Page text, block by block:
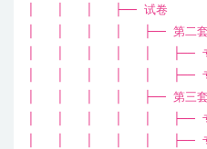
│ │ │ ├── 试卷
│ │ │ │ ├── 第二套
│ │ │ │ │ ├── 专业
│ │ │ │ │ ├── 专业
│ │ │ │ ├── 第三套
│ │ │ │ │ ├── 专业
│ │ │ │ │ ├── 专业